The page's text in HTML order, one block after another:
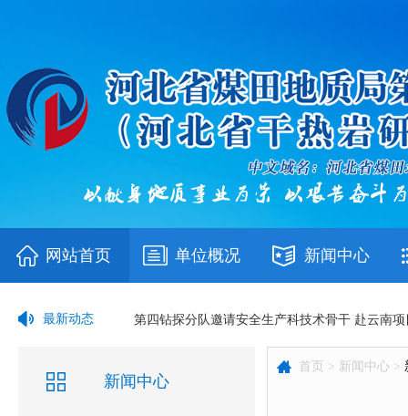
网站首页 单位概况 新闻中心
最新动态
第四钻探分队邀请安全生产科技术骨干 赴云南
队工会赴蔚县地质灾害排查一线开展“送清凉”慰
新闻中心
首页 > 新闻中心 >